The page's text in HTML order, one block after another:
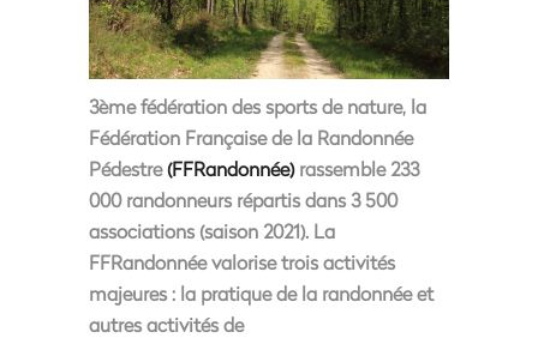
3ème fédération des sports de nature, la
Fédération Française de la Randonnée
Pédestre(FFRandonnée)rassemble 233
000 randonneurs répartis dans 3 500
associations (saison 2021). La
FFRandonnée valorise trois activités
majeures : la pratique de la randonnée et
autres activités de